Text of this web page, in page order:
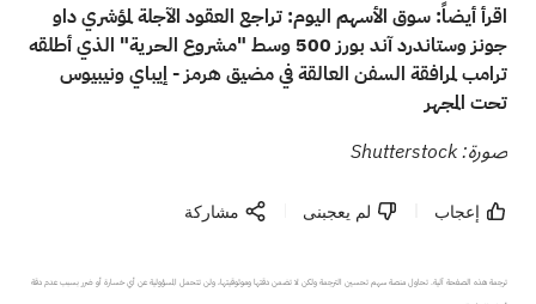
اقرأ أيضاً: سوق الأسهم اليوم: تراجع العقود الآجلة لمؤشري داو
جونز وستاندرد آند بورز 500 وسط "مشروع الحرية" الذي أطلقه
ترامب لمرافقة السفن العالقة في مضيق هرمز - إيباي ونيبيوس
تحت المجهر
صورة: Shutterstock
إعجاب لم يعجبنى مشاركة
ترجمة هذه الصفحة آلية. تحاول منصة سهم تحسين الترجمة ولكن لا تضمن دقتها وموثوقيتها، ولن تتحمل المسؤولية عن أي خسارة أو ضرر بسبب عدم دقة